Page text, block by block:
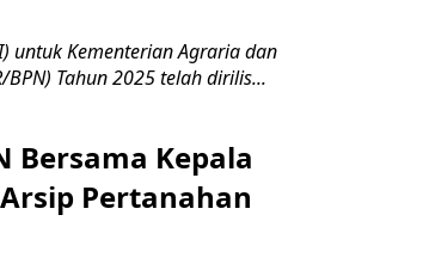
untuk Kementerian Agraria dan
Tahun 2025 telah dirilis...
Bersama Kepala
Pertanahan